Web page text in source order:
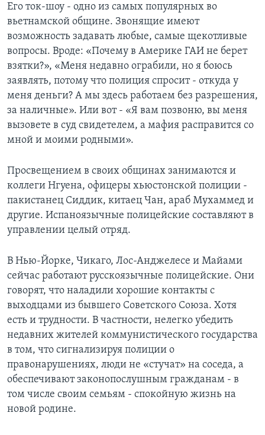
Его ток-шоу - одно из самых популярных во
вьетнамской общине. Звонящие имеют
возможность задавать любые, самые щекотливые
вопросы. Вроде: «Почему в Америке ГАИ не берет
взятки?», «Меня недавно ограбили, но я боюсь
заявлять, потому что полиция спросит - откуда у
меня деньги? А мы здесь работаем без разрешения,
за наличные». Или вот - «Я вам позвоню, вы меня
вызовете в суд свидетелем, а мафия расправится со
мной и моими родными».
Просвещением в своих общинах занимаются и
коллеги Нгуена, офицеры хьюстонской полиции -
пакистанец Сиддик, китаец Чан, араб Мухаммед и
другие. Испаноязычные полицейские составляют в
управлении целый отряд.
В Нью-Йорке, Чикаго, Лос-Анджелесе и Майами
сейчас работают русскоязычные полицейские. Они
говорят, что наладили хорошие контакты с
выходцами из бывшего Советского Союза. Хотя
есть и трудности. В частности, нелегко убедить
недавних жителей коммунистического государства
в том, что сигнализируя полиции о
правонарушениях, люди не «стучат» на соседа, а
обеспечивают законопослушным гражданам - в
том числе своим семьям - спокойную жизнь на
новой родине.